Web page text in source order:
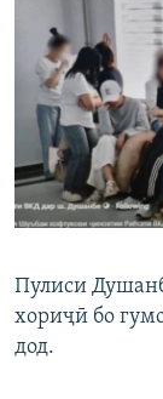
Пулиси
хориҷӣ бо
дод.